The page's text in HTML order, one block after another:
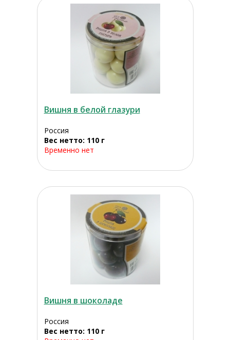
Вишня в белой глазури
Россия
Вес нетто: 110 г
Временно нет
Вишня в шоколаде
Россия
Вес нетто: 110 г